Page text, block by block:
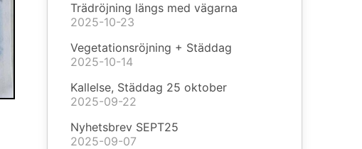
Trädröjning längs med vägarna
2025-10-23
Vegetationsröjning + Städdag
2025-10-14
Kallelse, Städdag 25 oktober
2025-09-22
Nyhetsbrev SEPT25
2025-09-07